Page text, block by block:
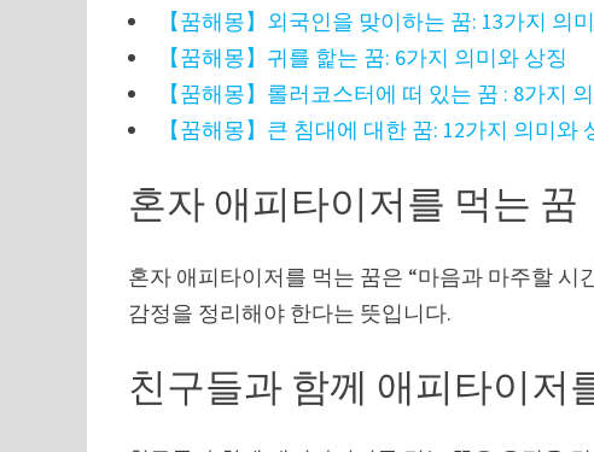
【꿈해몽】외국인을 맞이하는 꿈: 13가지 의
【꿈해몽】귀를 핥는 꿈: 6가지 의미와 상징
【꿈해몽】롤러코스터에 떠 있는 꿈 : 8가지
【꿈해몽】큰 침대에 대한 꿈: 12가지 의미와
혼자 애피타이저를 먹는 꿈
혼자 애피타이저를 먹는 꿈은 “마음과 마주할
감정을 정리해야 한다는 뜻입니다.
친구들과 함께 애피타이저